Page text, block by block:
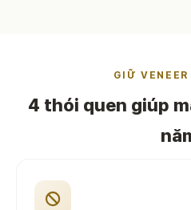
GIỮ VENEER
4 thói quen giúp